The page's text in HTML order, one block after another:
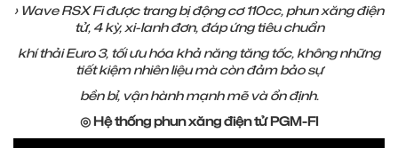
› Wave RSX Fi được trang bị động cơ 110cc, phun xăng điện
tử, 4 kỳ, xi-lanh đơn, đáp ứng tiêu chuẩn
khí thải Euro 3, tối ưu hóa khả năng tăng tốc, không những
tiết kiệm nhiên liệu mà còn đảm bảo sự
bền bỉ, vận hành mạnh mẽ và ổn định.
◎ Hệ thống phun xăng điện tử PGM-FI